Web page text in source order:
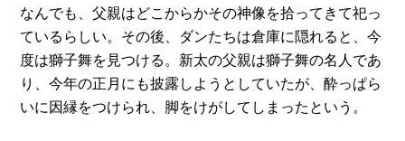
なんでも、父親はどこからかその神像を拾ってきて祀っ
ているらしい。その後、ダンたちは倉庫に隠れると、今
度は獅子舞を見つける。新太の父親は獅子舞の名人であ
り、今年の正月にも披露しようとしていたが、酔っぱら
いに因縁をつけられ、脚をけがしてしまったという。